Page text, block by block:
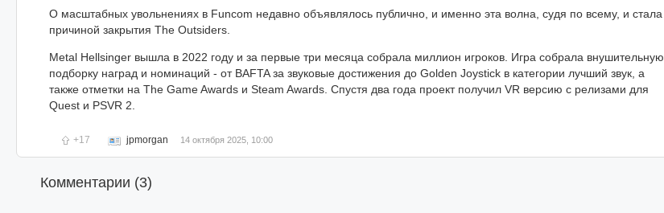
О масштабных увольнениях в Funcom недавно объявлялось публично, и именно эта волна, судя по всему, и стала
причиной закрытия The Outsiders.
Metal Hellsinger вышла в 2022 году и за первые три месяца собрала миллион игроков. Игра собрала внушительную
подборку наград и номинаций - от BAFTA за звуковые достижения до Golden Joystick в категории лучший звук, а
также отметки на The Game Awards и Steam Awards. Спустя два года проект получил VR версию с релизами для
Quest и PSVR 2.
+17 jpmorgan 14 октября 2025, 10:00
Комментарии (3)